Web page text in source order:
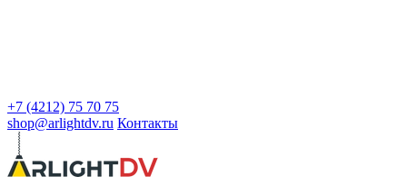
+7 (4212) 75 70 75
shop@arlightdv.ru Контакты